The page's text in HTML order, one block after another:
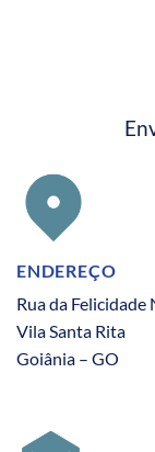
ENDEREÇO
Rua da Felicidade
Vila Santa Rita
Goiânia – GO